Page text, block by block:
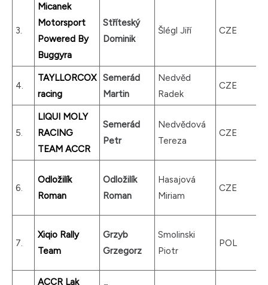
3.
Micanek
Motorsport
Powered By
Buggyra
Stříteský
Dominik
Šlégl Jiří CZE
4.
TAYLLORCOX
racing
Semerád
Martin
Nedvěd
Radek
CZE
5.
LIQUI MOLY
RACING
TEAM ACCR
Semerád
Petr
Nedvědová
Tereza
CZE
6.
Odložilík
Roman
Odložilík
Roman
Hasajová
Miriam
CZE
7.
Xiqio Rally
Team
Grzyb
Grzegorz
Smolinski
Piotr
POL
ACCR Lak